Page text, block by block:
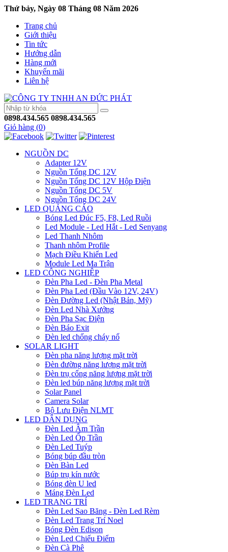
Thứ bảy, Ngày 08 Tháng 08 Năm 2026
Trang chủ
Giới thiệu
Tin tức
Hướng dẫn
Hàng mới
Khuyến mãi
Liên hệ
0898.434.565 0898.434.565
Giỏ hàng (0)
NGUỒN DC
Adapter 12V
Nguồn Tổng DC 12V
Nguồn Tổng DC 12V Hộp Điện
Nguồn Tổng DC 5V
Nguồn Tổng DC 24V
LED QUẢNG CÁO
Bóng Led Đúc F5, F8, Led Ruồi
Led Module - Led Hắt - Led Senyang
Led Thanh Nhôm
Thanh nhôm Profile
Mạch Điều Khiển Led
Module Led Ma Trận
LED CÔNG NGHIỆP
Đèn Pha Led - Đèn Pha Metal
Đèn Pha Led (Đầu Vào 12V, 24V)
Đèn Đường Led (Nhật Bản, Mỹ)
Đèn Led Nhà Xưởng
Đèn Pha Sạc Điện
Đèn Báo Exit
Đèn led chống cháy nổ
SOLAR LIGHT
Đèn pha năng lượng mặt trời
Đèn đường năng lượng mặt trời
Đèn trụ cổng năng lượng mặt trời
Đèn led búp năng lượng mặt trời
Solar Panel
Camera Solar
Bộ Lưu Điện NLMT
LED DÂN DỤNG
Đèn Led Âm Trần
Đèn Led Ốp Trần
Đèn Led Tuýp
Bóng búp đầu tròn
Đèn Bàn Led
Búp trụ kín nước
Bóng đèn U led
Máng Đèn Led
LED TRANG TRÍ
Đèn Led Sao Băng - Đèn Led Rèm
Đèn Led Trang Trí Noel
Bóng Đèn Edison
Đèn Led Chiếu Điểm
Đèn Cà Phê